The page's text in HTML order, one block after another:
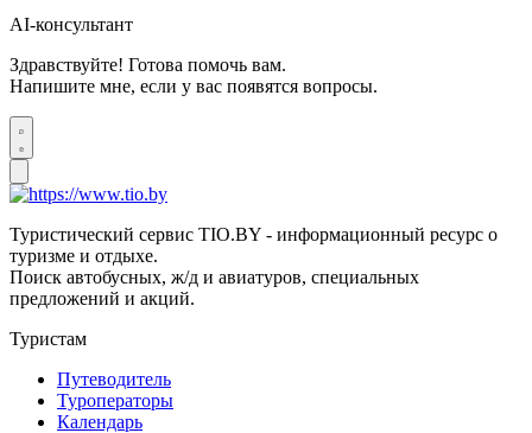
AI-консультант
Здравствуйте! Готова помочь вам.
Напишите мне, если у вас появятся вопросы.
Туристический сервис TIO.BY - информационный ресурс о
туризме и отдыхе.
Поиск автобусных, ж/д и авиатуров, специальных
предложений и акций.
Туристам
Путеводитель
Туроператоры
Календарь